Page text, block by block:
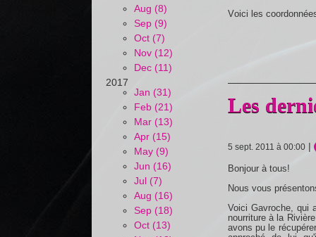
Aug (8)
Sep (9)
Oct (7)
Nov (12)
Dec (11)
2017
Jan (31)
Feb (21)
Mar (13)
Apr (15)
May (9)
Jun (16)
Jul (7)
Aug (16)
Sep (18)
Oct (13)
Voici les
Les
5 sept. 2011 à 00:00|
Bonjour à tous!
Nous vous
Voici Gavroche, qui
nourriture à la
avons pu le